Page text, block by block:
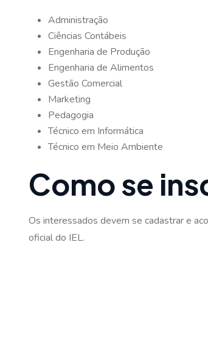
Administração
Ciências Contábeis
Engenharia de Produção
Engenharia de Alimentos
Gestão Comercial
Marketing
Pedagogia
Técnico em Informática
Técnico em Meio Ambiente
Como se
Os interessados devem se cadastrar e
oficial do IEL.